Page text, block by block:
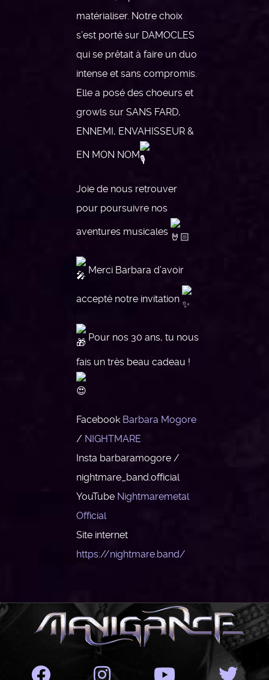
matérialiser. Notre choix
s’est porté sur DAMOCLES
qui se prêtait à faire un duo
intense et sans compromis.
Elle a posé des choeurs et
growls sur SANS FARD,
ENNEMI, ENVAHISSEUR &
EN MON NOM
Joie de nous retrouver
pour poursuivre nos
aventures musicales
Merci Barbara d’avoir
accepté notre invitation
Pour nos 30 ans, tu nous
fais un très beau cadeau !
Facebook Barbara Mogore
/ NIGHTMARE
Insta barbaramogore /
nightmare_band.official
YouTube Nightmaremetal
Official
Site internet
https://nightmare.band/